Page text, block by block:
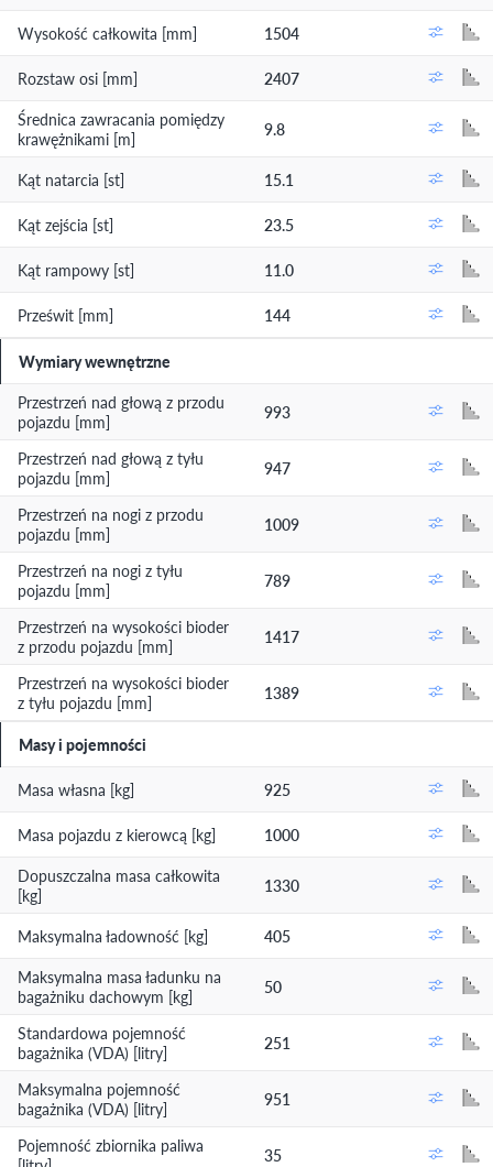
Wysokość całkowita [mm] 1504
Rozstaw osi [mm]
2407
Średnica zawracania pomiędzy
krawężnikami [m]
9.8
Kąt natarcia [st] 15.1
Kąt zejścia [st] 23.5
Kąt rampowy [st] 11.0
Prześwit [mm] 144
Wymiary wewnętrzne
Przestrzeń nad głową z przodu
pojazdu [mm]
993
Przestrzeń nad głową z tyłu
pojazdu [mm]
947
Przestrzeń na nogi z przodu
pojazdu [mm]
1009
Przestrzeń na nogi z tyłu
pojazdu [mm]
789
Przestrzeń na wysokości bioder
z przodu pojazdu [mm]
1417
Przestrzeń na wysokości bioder
z tyłu pojazdu [mm]
1389
Masy i pojemności
Masa własna [kg] 925
Masa pojazdu z kierowcą [kg]
1000
Dopuszczalna masa całkowita
[kg]
1330
Maksymalna ładowność [kg]
405
Maksymalna masa ładunku na
bagażniku dachowym [kg]
50
Standardowa pojemność
bagażnika (VDA) [litry]
251
Maksymalna pojemność
bagażnika (VDA) [litry]
951
Pojemność zbiornika paliwa
35